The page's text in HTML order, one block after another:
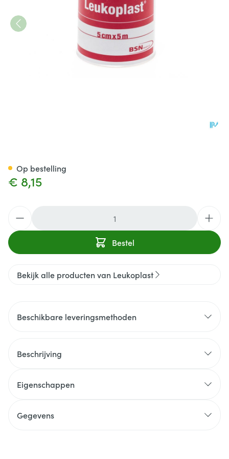
€ 8,15
Bestel
Op bestelling
Bekijk alle producten van Leukoplast
Beschikbare leveringsmethoden
Beschrijving
Eigenschappen
Gegevens